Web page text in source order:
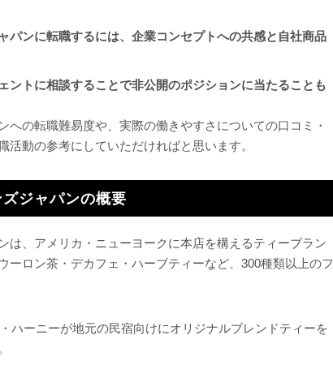
パンに転職するには、企業コンセプトへの共感と自社商品
ントに相談することで非公開のポジションに当たることも
への転職難易度や、実際の働きやすさについての口コミ・
動の参考にしていただければと思います。
ジャパンの概要
は、アメリカ・ニューヨークに本店を構えるティーブラン
ーロン茶・デカフェ・ハーブティーなど、300種類以上のフ
ハーニーが地元の民宿向けにオリジナルブレンドティーを